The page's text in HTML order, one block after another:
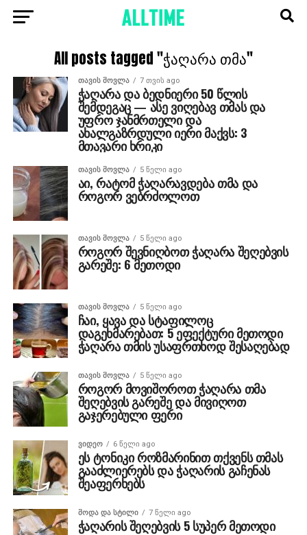
All posts tagged "ჭაღარა თმა"
ᲗᲐᲕᲘᲡ ᲛᲝᲕᲚᲐ 7 თვის ago
ჭაღარა და ბედნიერი 50 წლის
შემდეგაც — ასე ვიღებავ თმას და
უფრო ჯანმრთელი და
ახალგაზრდული იერი მაქვს: 3
მთავარი ხრიკი
ᲗᲐᲕᲘᲡ ᲛᲝᲕᲚᲐ 5 წელი ago
აი, რატომ ჭაღარავდება თმა და
როგორ ვებრძოლოთ
ᲗᲐᲕᲘᲡ ᲛᲝᲕᲚᲐ 5 წელი ago
როგორ შევნიღბოთ ჭაღარა შეღებვის
გარეშე: 6 მეთოდი
ᲗᲐᲕᲘᲡ ᲛᲝᲕᲚᲐ 5 წელი ago
ჩაი, ყავა და სტაფილოც
დაგეხმარებათ: 5 ეფექტური მეთოდი
ჭაღარა თმის უსაფრთხოდ შესაღებად
ᲗᲐᲕᲘᲡ ᲛᲝᲕᲚᲐ 5 წელი ago
როგორ მოვიშოროთ ჭაღარა თმა
შეღებვის გარეშე და მივიღოთ
გაჯერებული ფერი
ᲕᲘᲓᲔᲝ 6 წელი ago
ეს ტონიკი როზმარინით თქვენს თმას
გააძლიერებს და ჭაღარის გაჩენას
შეაფერხებს
ᲛᲝᲓᲐ ᲓᲐ ᲡᲢᲘᲚᲘ 7 წელი ago
ჭაღარის შეღებვის 5 სუპერ მეთოდი